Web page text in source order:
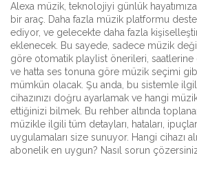
Alexa müzik, teknolojiyi günlük
bir araç. Daha fazla müzik platformu
ediyor, ve gelecekte daha fazla
eklenecek. Bu sayede, sadece müzik
göre otomatik playlist önerileri, saatlerine
ve hatta ses tonuna göre müzik seçimi
mümkün olacak. Şu anda, bu sistemle
cihazınızı doğru ayarlamak ve hangi
ettiğinizi bilmek. Bu rehber altında
müzikle ilgili tüm detayları, hataları,
uygulamaları size sunuyor. Hangi cihazı
abonelik en uygun? Nasıl sorun